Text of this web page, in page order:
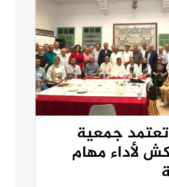
جمعية
لأداء مهام